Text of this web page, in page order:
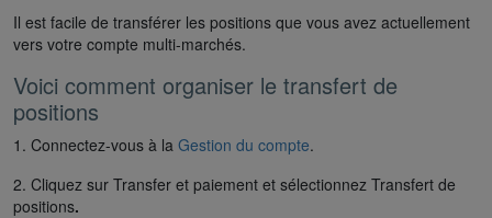
Il est facile de transférer les positions que vous avez actuellement
vers votre compte multi-marchés.
Voici comment organiser le transfert de
positions
1. Connectez-vous à la Gestion du compte.
2. Cliquez sur Transfer et paiement et sélectionnez Transfert de
positions.